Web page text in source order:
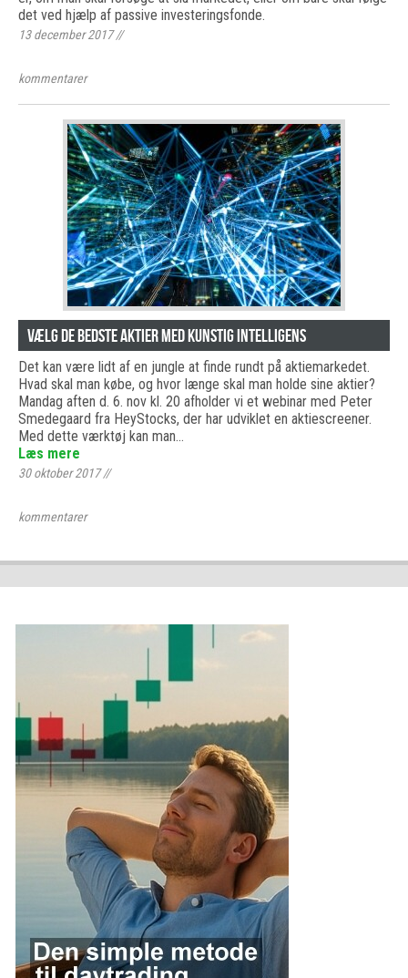
det ved hjælp af passive investeringsfonde.
13 december 2017//
kommentarer
Vælg de bedste aktier med kunstig intelligens
Det kan være lidt af en jungle at finde rundt på aktiemarkedet.
Hvad skal man købe, og hvor længe skal man holde sine aktier?
Mandag aften d. 6. nov kl. 20 afholder vi et webinar med Peter
Smedegaard fra HeyStocks, der har udviklet en aktiescreener.
Med dette værktøj kan man…
Læs mere
30 oktober 2017//
kommentarer